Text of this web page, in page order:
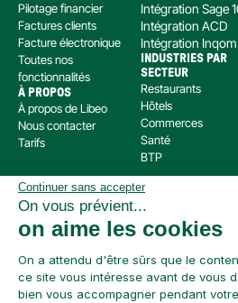
Libeo, société par actions simplifiée immatriculée au
est situé au 112 Avenue de Paris, 94300 Vincennes,
pour le Registre Unique des Intermédiaires en
le numéro 220 063 49 en tant que (i) courtier en
paiement (COBSP) et (ii) mandataire non exclusif en
Paiement (MOBSP) de la société SWAN (SIREN: 853
et MOBSP peuvent être vérifiées à tout moment sur le
Pilotage financier
Factures clients
Facture électronique
Toutes nos
fonctionnalités
À PROPOS
À propos de Libeo
Nous contacter
Tarifs
Intégration Sage
Intégration ACD
Intégration Inqom
INDUSTRIES PAR
SECTEUR
Restaurants
Hôtels
Commerces
Santé
BTP
Continuer sans accepter
On vous prévient...
on aime les cookies
On a attendu d'être sûrs que le
ce site vous intéresse avant de vous
bien vous accompagner pendant